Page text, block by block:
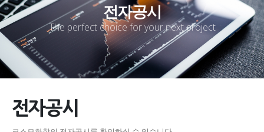
전자공시
The perfect choice for your next project
전자공시